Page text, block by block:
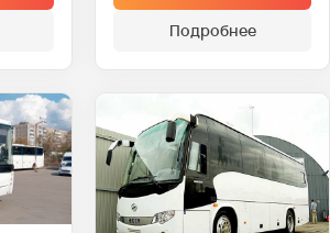
Подробнее